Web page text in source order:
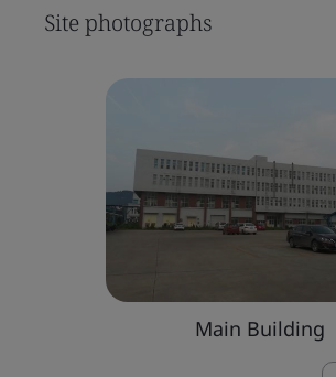
Site photographs
Main Building